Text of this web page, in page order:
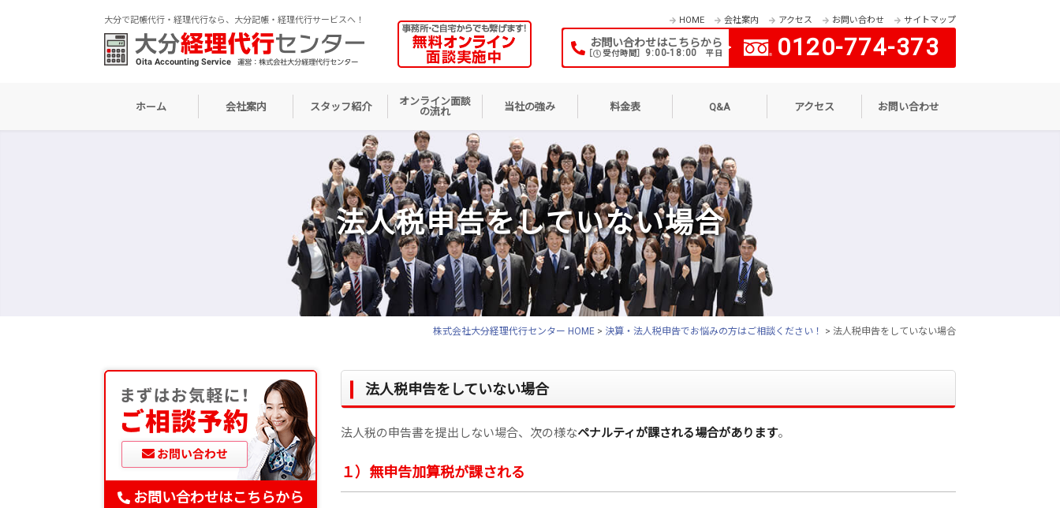
大分で記帳代行・経理代行なら、大分記帳・経理代行サービスへ！ HOME 会社案内 アクセス お問い合わせ サイトマップ
お問い合わせはこちらから
［ 受付時間］ 9:00-18:00 平日 0120-774-373
ホーム 会社案内 スタッフ紹介
オンライン面談
の流れ
当社の強み 料金表 Q&A アクセス お問い合わせ
法人税申告をしていない場合
株式会社大分経理代行センター HOME > 決算・法人税申告でお悩みの方はご相談ください！ > 法人税申告をしていない場合
法人税申告をしていない場合
法人税の申告書を提出しない場合、次の様なペナルティが課される場合があります。
１）無申告加算税が課される
お問い合わせはこちらから